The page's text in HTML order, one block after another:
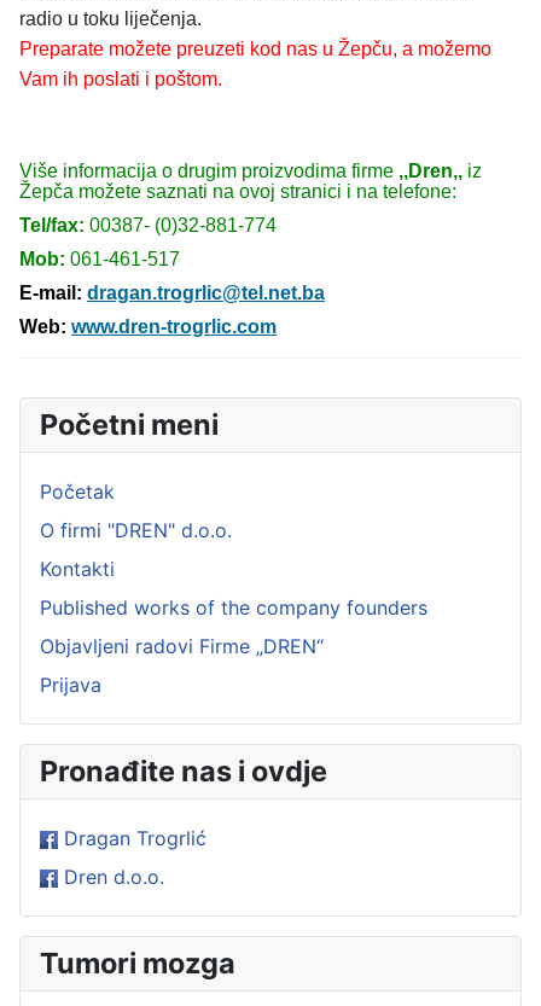
radio u toku liječenja.
Preparate možete preuzeti kod nas u Žepču, a možemo
Vam ih poslati i poštom.
Više informacija o drugim proizvodima firme ,,Dren,, iz
Žepča možete saznati na ovoj stranici i na telefone:
Tel/fax: 00387- (0)32-881-774
Mob: 061-461-517
E-mail: dragan.trogrlic@tel.net.ba
Web: www.dren-trogrlic.com
Početni meni
Početak
O firmi "DREN" d.o.o.
Kontakti
Published works of the company founders
Objavljeni radovi Firme „DREN“
Prijava
Pronađite nas i ovdje
Dragan Trogrlić
Dren d.o.o.
Tumori mozga